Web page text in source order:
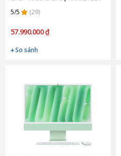
hãng)
5/5 (29)
57.990.000 ₫
So sánh